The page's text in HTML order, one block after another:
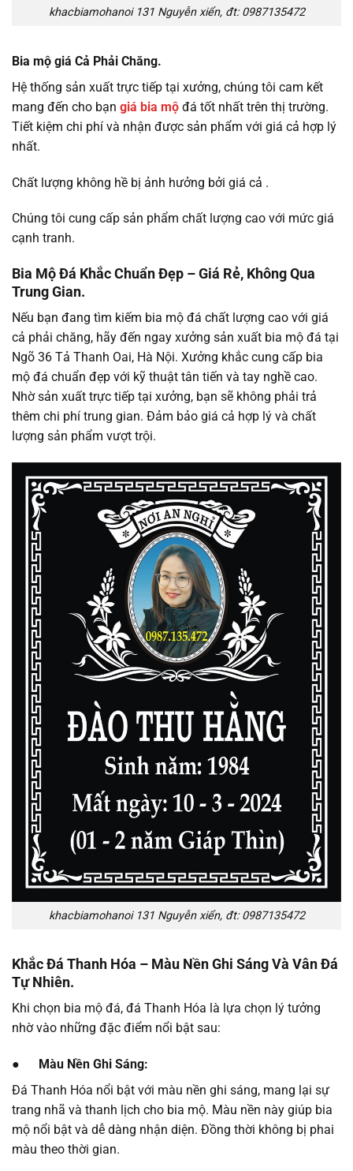
khacbiamohanoi 131 Nguyễn xiển, đt: 0987135472
Bia mộ giá Cả Phải Chăng.
Hệ thống sản xuất trực tiếp tại xưởng, chúng tôi cam kết
mang đến cho bạn giá bia mộ đá tốt nhất trên thị trường.
Tiết kiệm chi phí và nhận được sản phẩm với giá cả hợp lý
nhất.
Chất lượng không hề bị ảnh hưởng bởi giá cả .
Chúng tôi cung cấp sản phẩm chất lượng cao với mức giá
cạnh tranh.
Bia Mộ Đá Khắc Chuẩn Đẹp – Giá Rẻ, Không Qua
Trung Gian.
Nếu bạn đang tìm kiếm bia mộ đá chất lượng cao với giá
cả phải chăng, hãy đến ngay xưởng sản xuất bia mộ đá tại
Ngõ 36 Tả Thanh Oai, Hà Nội. Xưởng khắc cung cấp bia
mộ đá chuẩn đẹp với kỹ thuật tân tiến và tay nghề cao.
Nhờ sản xuất trực tiếp tại xưởng, bạn sẽ không phải trả
thêm chi phí trung gian. Đảm bảo giá cả hợp lý và chất
lượng sản phẩm vượt trội.
khacbiamohanoi 131 Nguyễn xiển, đt: 0987135472
Khắc Đá Thanh Hóa – Màu Nền Ghi Sáng Và Vân Đá
Tự Nhiên.
Khi chọn bia mộ đá, đá Thanh Hóa là lựa chọn lý tưởng
nhờ vào những đặc điểm nổi bật sau:
● Màu Nền Ghi Sáng:
Đá Thanh Hóa nổi bật với màu nền ghi sáng, mang lại sự
trang nhã và thanh lịch cho bia mộ. Màu nền này giúp bia
mộ nổi bật và dễ dàng nhận diện. Đồng thời không bị phai
màu theo thời gian.